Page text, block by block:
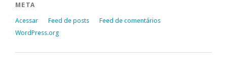
META
Acessar Feed de posts
Feed de comentários
WordPress.org